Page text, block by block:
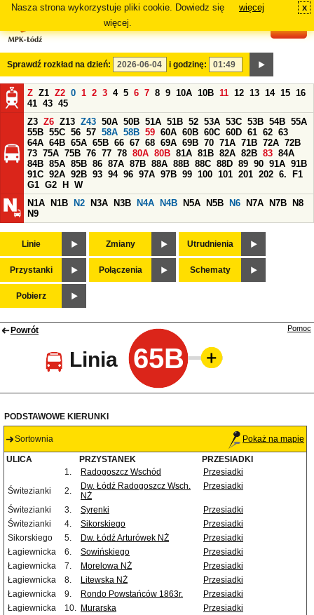
Nasza strona wykorzystuje pliki cookie. Dowiedz się
więcej.
więcej x
Sprawdź rozkład na dzień: i godzinę:
Z Z1 Z2 0 1 2 3 4 5 6 7 8 9 10A 10B 11 12 13 14 15 16
41 43 45
Z3 Z6 Z13 Z43 50A 50B 51A 51B 52 53A 53C 53B 54B 55A
55B 55C 56 57 58A 58B 59 60A 60B 60C 60D 61 62 63
64A 64B 65A 65B 66 67 68 69A 69B 70 71A 71B 72A 72B
73 75A 75B 76 77 78 80A 80B 81A 81B 82A 82B 83 84A
84B 85A 85B 86 87A 87B 88A 88B 88C 88D 89 90 91A 91B
91C 92A 92B 93 94 96 97A 97B 99 100 101 201 202 6.
F1
G1 G2 H
W
N1A
N1B N2 N3A N3B N4A N4B N5A N5B N6 N7A N7B
N8
N9
Linie Zmiany Utrudnienia
Przystanki Połączenia Schematy
Pobierz
Powrót
Linia 65B
Pomoc
PODSTAWOWE KIERUNKI
Sortownia Pokaż na mapie
ULICA PRZYSTANEK
PRZESIADKI
1.
Radogoszcz Wschód
Przesiadki
Świtezianki
2.
Dw. Łódź Radogoszcz Wsch.
NŻ
Przesiadki
Świtezianki 3. Syrenki
Przesiadki
Świtezianki
4. Sikorskiego
Przesiadki
Sikorskiego
5. Dw. Łódź Arturówek NŻ
Przesiadki
Łagiewnicka
6. Sowińskiego
Przesiadki
Łagiewnicka
7. Morelowa NŻ
Przesiadki
Łagiewnicka
8. Litewska NŻ
Przesiadki
Łagiewnicka
9. Rondo Powstańców 1863r.
Przesiadki
Łagiewnicka
10. Murarska
Przesiadki